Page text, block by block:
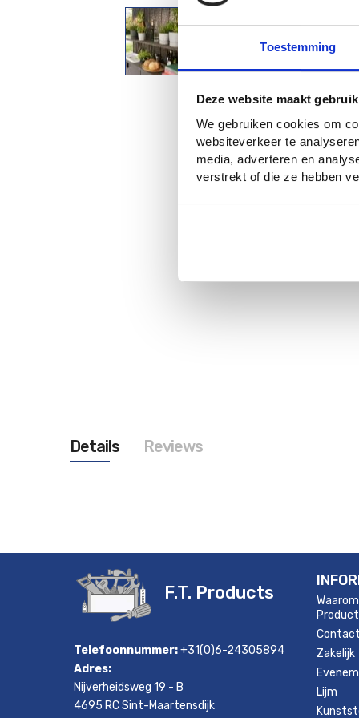
Toestemming
Deze website maakt
We gebruiken cookies om
websiteverkeer te
media, adverteren en
verstrekt of die ze hebben
Details Reviews
F.T. Products
Telefoonnummer:+31(0)6-24305894
Adres:
Nijverheidsweg 19 - B
4695 RC Sint-Maartensdijk
Contact
Zakelijk
Lijm